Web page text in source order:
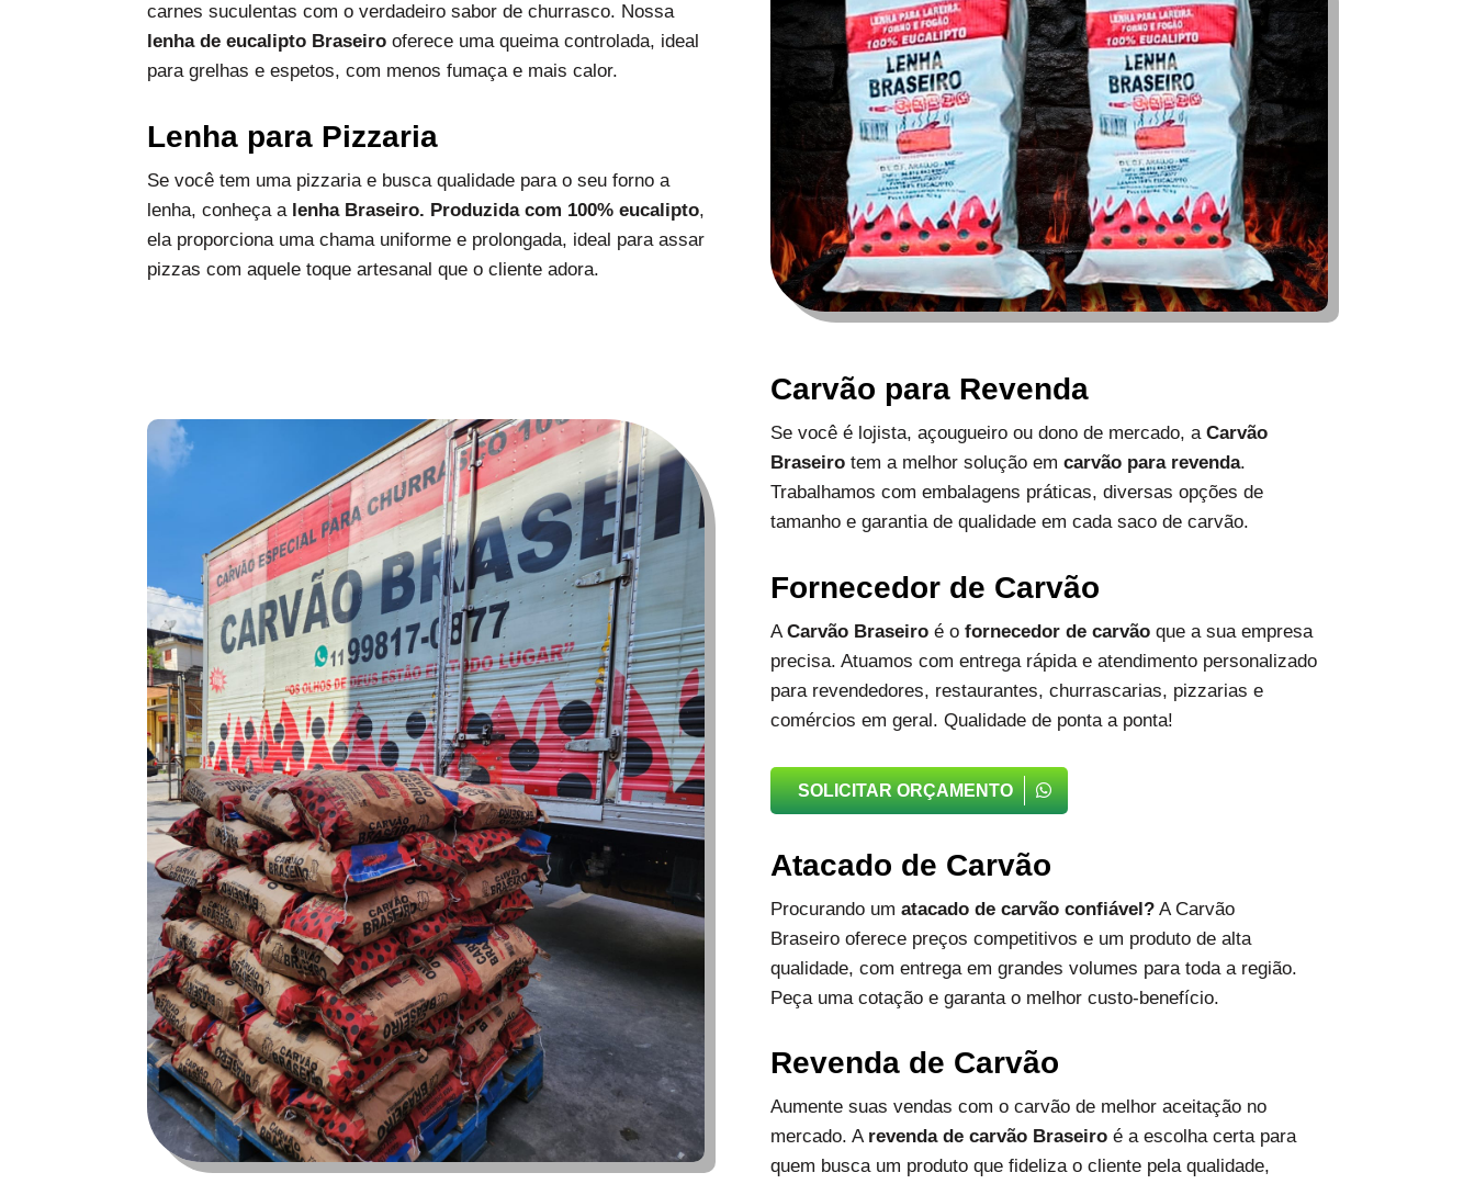
carnes suculentas com o verdadeiro sabor de churrasco. Nossa
lenha de eucalipto Braseiro oferece uma queima controlada, ideal
para grelhas e espetos, com menos fumaça e mais calor.
Lenha para Pizzaria
Se você tem uma pizzaria e busca qualidade para o seu forno a
lenha, conheça a lenha Braseiro. Produzida com 100% eucalipto,
ela proporciona uma chama uniforme e prolongada, ideal para assar
pizzas com aquele toque artesanal que o cliente adora.
Carvão para Revenda
Se você é lojista, açougueiro ou dono de mercado, a Carvão
Braseirotem a melhor solução em carvão para revenda.
Trabalhamos com embalagens práticas, diversas opções de
tamanho e garantia de qualidade em cada saco de carvão.
Fornecedor de Carvão
A Carvão Braseiroé o fornecedor de carvãoque a sua empresa
precisa. Atuamos com entrega rápida e atendimento personalizado
para revendedores, restaurantes, churrascarias, pizzarias e
comércios em geral. Qualidade de ponta a ponta!
SOLICITAR ORÇAMENTO
Atacado de Carvão
Procurando um atacado de carvão confiável?A Carvão
Braseiro oferece preços competitivos e um produto de alta
qualidade, com entrega em grandes volumes para toda a região.
Peça uma cotação e garanta o melhor custo-benefício.
Revenda de Carvão
Aumente suas vendas com o carvão de melhor aceitação no
mercado. A revenda de carvão Braseiroé a escolha certa para
quem busca um produto que fideliza o cliente pela qualidade,